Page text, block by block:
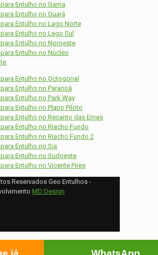
Entulho no Gama
Entulho no Guará
Entulho no Lago Norte
Entulho no Lago Sul
Entulho no Noroeste
Entulho no Núcleo
Entulho no Octogonal
Entulho no Paranoá
Entulho no Park Way
Entulho no Plano Piloto
Entulho no Recanto das Emas
Entulho no Riacho Fundo
Entulho no Riacho Fundo 2
Entulho no Sia
Entulho no Sudoeste
Entulho no Vicente Pires
Reservados Geo Entulhos -
MD Design